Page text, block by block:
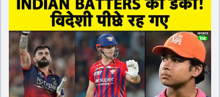
जैसे भारतीय खिलाड़ियों को टीम में शामिल किया गया, जिन्होंने शानदार प्रदर्शन
किया। इसके अलावा, Virat Kohli की भूमिका में भी बदलाव देखा गया, जहां वह
अब टीम के युवा खिलाड़ियों के साथ ज्यादा जुड़े हुए नजर आते हैं। कप्तान Rajat
Patidar के नेतृत्व में टीम का कम्युनिकेशन बहुत स्पष्ट रहा है। एनालिस्ट से लेकर
मैनेजमेंट तक, सभी एक ही पेज पर रहते हैं, जिससे मैदान पर कोई कंफ्यूजन नहीं
होता। यही कारण है कि RCB ने लगातार सफलता हासिल की है।